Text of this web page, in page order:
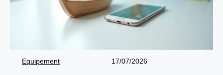
Equipement 17/07/2026